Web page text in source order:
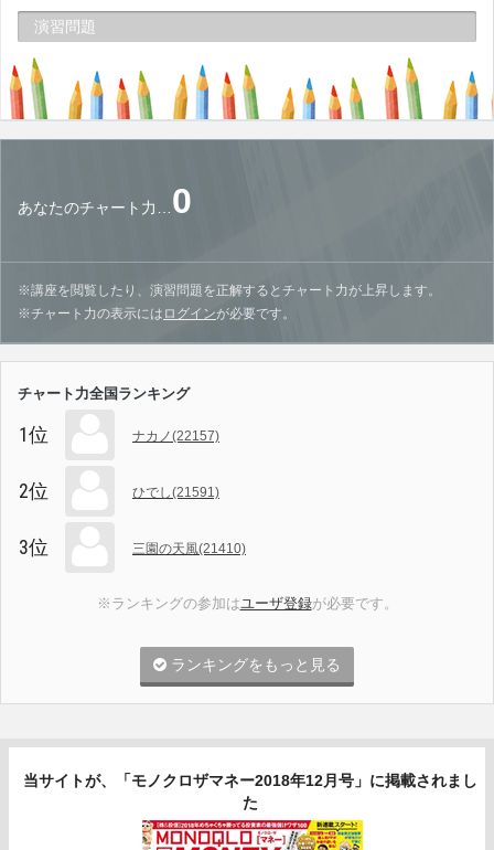
演習問題
あなたのチャート力… 0
※講座を閲覧したり、演習問題を正解するとチャート力が上昇します。
※チャート力の表示には ログインが必要です。
チャート力全国ランキング
1位 ナカノ(22157)
2位 ひでし(21591)
3位 三園の天風(21410)
※ランキングの参加はユーザ登録が必要です。
ランキングをもっと見る
当サイトが、「モノクロザマネー2018年12月号」に掲載されまし
た